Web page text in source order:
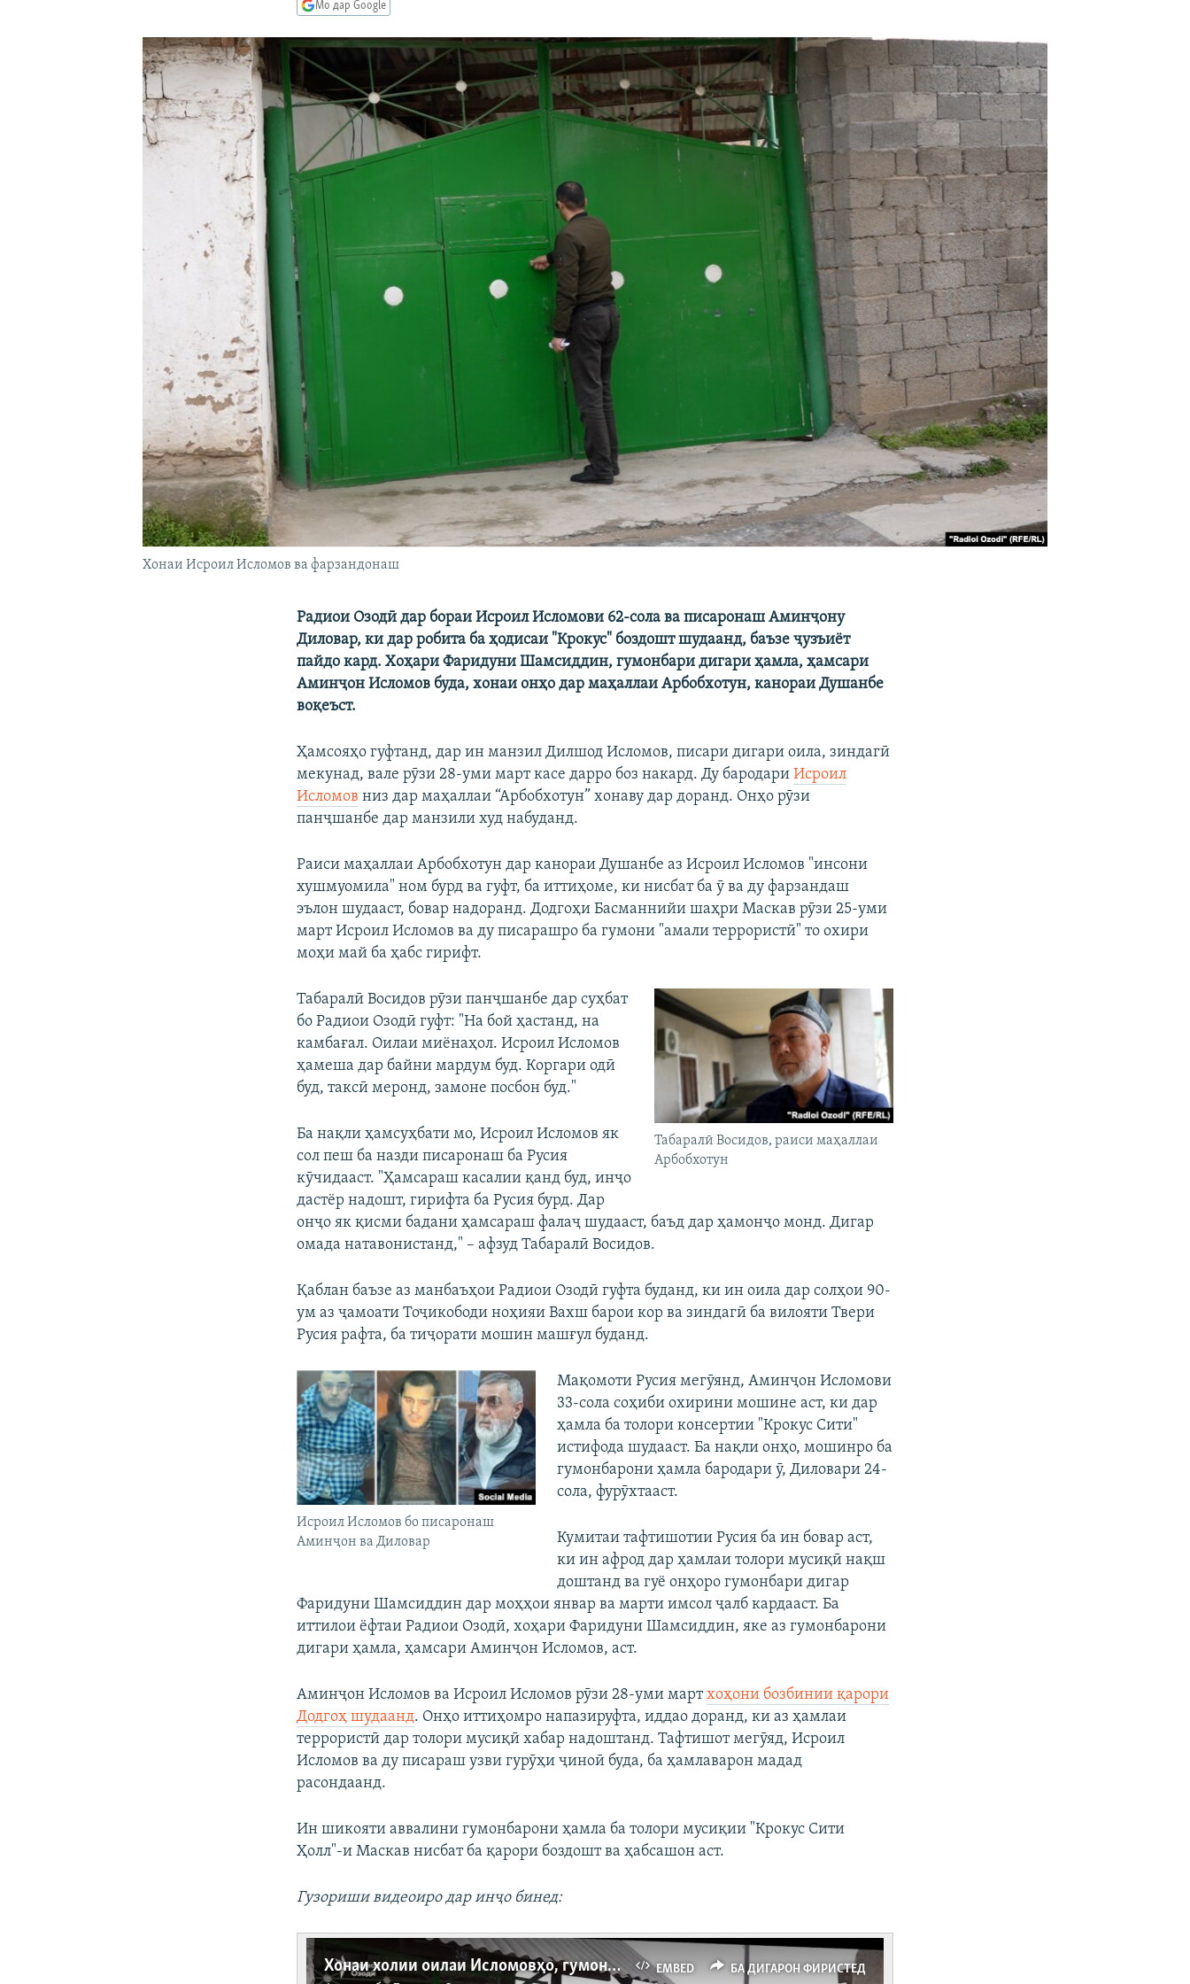
Мо дар Google
Хонаи Исроил Исломов ва фарзандонаш
Радиои Озодӣ дар бораи Исроил Исломови 62-сола ва писаронаш Аминҷону
Диловар, ки дар робита ба ҳодисаи "Крокус" боздошт шудаанд, баъзе ҷузъиёт
пайдо кард. Хоҳари Фаридуни Шамсиддин, гумонбари дигари ҳамла, ҳамсари
Аминҷон Исломов буда, хонаи онҳо дар маҳаллаи Арбобхотун, канораи Душанбе
воқеъст.
Ҳамсояҳо гуфтанд, дар ин манзил Дилшод Исломов, писари дигари оила, зиндагӣ
мекунад, вале рӯзи 28-уми март касе дарро боз накард. Ду бародариИсроил
Исломов низ дар маҳаллаи “Арбобхотун” хонаву дар доранд. Онҳо рӯзи
панҷшанбе дар манзили худ набуданд.
Раиси маҳаллаи Арбобхотун дар канораи Душанбе аз Исроил Исломов "инсони
хушмуомила" ном бурд ва гуфт, ба иттиҳоме, ки нисбат ба ӯ ва ду фарзандаш
эълон шудааст, бовар надоранд. Додгоҳи Басманнийи шаҳри Маскав рӯзи 25-уми
март Исроил Исломов ва ду писарашро ба гумони "амали террористӣ" то охири
моҳи май ба ҳабс гирифт.
Табаралӣ Восидов, раиси маҳаллаи
Арбобхотун
Табаралӣ Восидов рӯзи панҷшанбе дар суҳбат
бо Радиои Озодӣ гуфт: "На бой ҳастанд, на
камбағал. Оилаи миёнаҳол. Исроил Исломов
ҳамеша дар байни мардум буд. Коргари одӣ
буд, таксӣ меронд, замоне посбон буд."
Ба нақли ҳамсуҳбати мо, Исроил Исломов як
сол пеш ба назди писаронаш ба Русия
кӯчидааст. "Ҳамсараш касалии қанд буд, инҷо
дастёр надошт, гирифта ба Русия бурд. Дар
онҷо як қисми бадани ҳамсараш фалаҷ шудааст, баъд дар ҳамонҷо монд. Дигар
омада натавонистанд," – афзуд Табаралӣ Восидов.
Қаблан баъзе аз манбаъҳои Радиои Озодӣ гуфта буданд, ки ин оила дар солҳои 90-
ум аз ҷамоати Тоҷикободи ноҳияи Вахш барои кор ва зиндагӣ ба вилояти Твери
Русия рафта, ба тиҷорати мошин машғул буданд.
Исроил Исломов бо писаронаш
Аминҷон ва Диловар
Мақомоти Русия мегӯянд, Аминҷон Исломови
33-сола соҳиби охирини мошине аст, ки дар
ҳамла ба толори консертии "Крокус Сити"
истифода шудааст. Ба нақли онҳо, мошинро ба
гумонбарони ҳамла бародари ӯ, Диловари 24-
сола, фурӯхтааст.
Кумитаи тафтишотии Русия ба ин бовар аст,
ки ин афрод дар ҳамлаи толори мусиқӣ нақш
доштанд ва гуё онҳоро гумонбари дигар
Фаридуни Шамсиддин дар моҳҳои январ ва марти имсол ҷалб кардааст. Ба
иттилои ёфтаи Радиои Озодӣ, хоҳари Фаридуни Шамсиддин, яке аз гумонбарони
дигари ҳамла, ҳамсари Аминҷон Исломов, аст.
Аминҷон Исломов ва Исроил Исломов рӯзи 28-уми мартхоҳони бозбинии қарори
Додгоҳ шудаанд. Онҳо иттиҳомро напазируфта, иддао доранд, ки аз ҳамлаи
террористӣ дар толори мусиқӣ хабар надоштанд. Тафтишот мегӯяд, Исроил
Исломов ва ду писараш узви гурӯҳи ҷиноӣ буда, ба ҳамлаварон мадад
расондаанд.
Ин шикояти аввалини гумонбарони ҳамла ба толори мусиқии "Крокус Сити
Ҳолл"-и Маскав нисбат ба қарори боздошт ва ҳабсашон аст.
Гузориши видеоиро дар инҷо бинед:
EMBED БА ДИГАРОН ФИРИСТЕД
Хонаи холии оилаи Исломовҳо, гумонбарони ҳамлаи Крокус